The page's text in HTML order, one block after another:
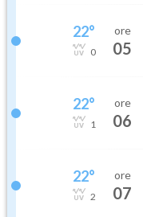
22°
0
ore
05
22°
1
ore
06
22°
2
ore
07